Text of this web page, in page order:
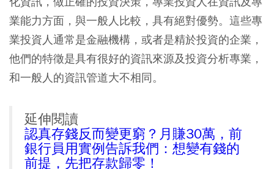
業能力方面，與一般人比較，具有絕對優勢。這些專
業投資人通常是金融機構，或者是精於投資的企業，
他們的特徵是具有很好的資訊來源及投資分析專業，
和一般人的資訊管道大不相同。
延伸閱讀
認真存錢反而變更窮？月賺30萬，前
銀行員用實例告訴我們：想變有錢的
前提，先把存款歸零！